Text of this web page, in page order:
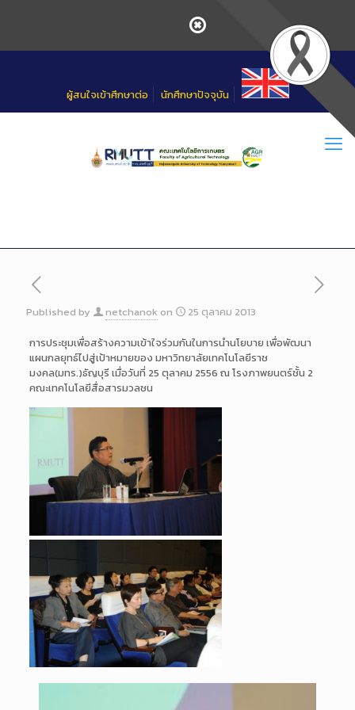
ผู้สนใจเข้าศึกษาต่อ นักศึกษาปัจจุบัน
Published by netchanok on 25 ตุลาคม 2013
การประชุมเพื่อสร้างความเข้าใจร่วมกันในการนำนโยบาย เพื่อพัฒนา
แผนกลยุทธ์ไปสู่เป้าหมายของ มหาวิทยาลัยเทคโนโลยีราช
มงคล(มทร.)ธัญบุรี เมื่อวันที่ 25 ตุลาคม 2556 ณ โรงภาพยนตร์ชั้น 2
คณะเทคโนโลยีสื่อสารมวลชน